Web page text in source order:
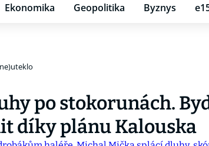
Ekonomika Geopolitika Byznys
po stokorunách.
díky plánu Kalouska